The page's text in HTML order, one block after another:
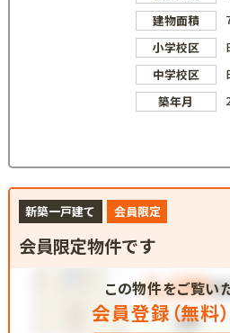
建物面積
小学校区
中学校区
築年月
新築一戸建て 会員限定
会員限定物件です
この物件をご覧い
会員登録（無料）